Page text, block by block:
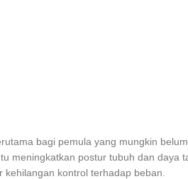
bagi pemula yang mungkin
meningkatkan postur tubuh dan daya
kontrol terhadap beban.